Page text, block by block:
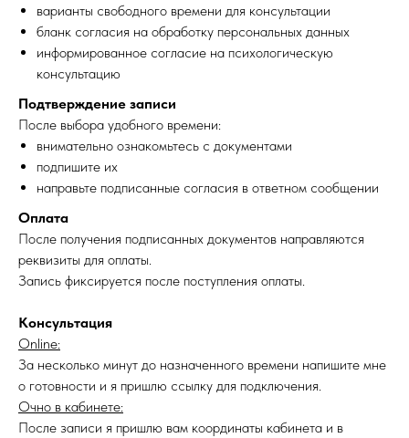
варианты свободного времени для консультации
бланк согласия на обработку персональных данных
информированное согласие на психологическую
консультацию
Подтверждение записи
После выбора удобного времени:
внимательно ознакомьтесь с документами
подпишите их
направьте подписанные согласия в ответном сообщении
Оплата
После получения подписанных документов направляются
реквизиты для оплаты.
Запись фиксируется после поступления оплаты.
Консультация
Online:
За несколько минут до назначенного времени напишите мне
о готовности и я пришлю ссылку для подключения.
Очно в кабинете:
После записи я пришлю вам координаты кабинета и в